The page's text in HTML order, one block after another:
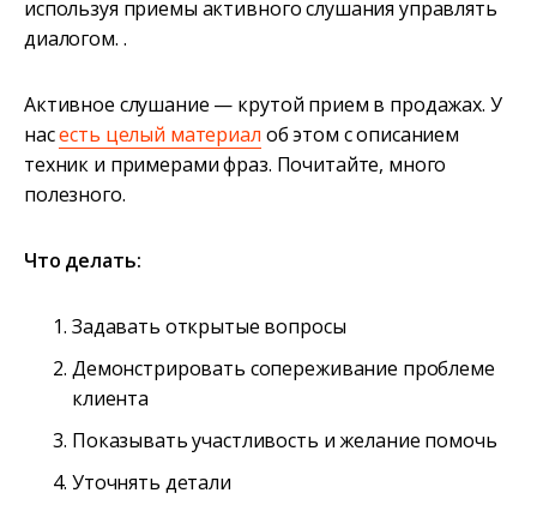
используя приемы активного слушания управлять
диалогом. .
Активное слушание — крутой прием в продажах. У
насесть целый материал об этом с описанием
техник и примерами фраз. Почитайте, много
полезного.
Что делать:
Задавать открытые вопросы
Демонстрировать сопереживание проблеме
клиента
Показывать участливость и желание помочь
Уточнять детали